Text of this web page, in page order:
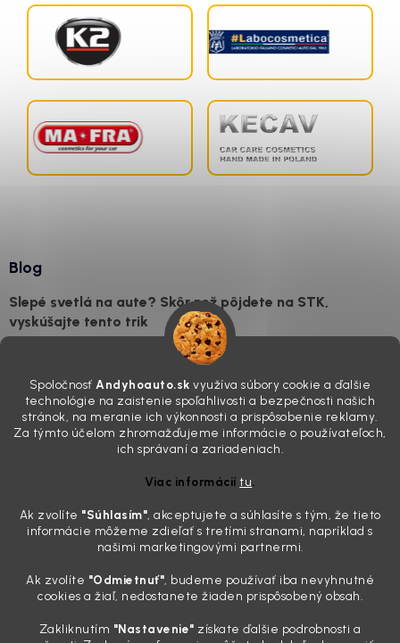
Spoločnosť Andyhoauto.sk využíva súbory cookie a ďalšie
technológie na zaistenie spoľahlivosti a bezpečnosti našich
stránok, na meranie ich výkonnosti a prispôsobenie reklamy.
Za týmto účelom zhromažďujeme informácie o používateľoch,
ich správaní a zariadeniach.
Viac informáciítu.
Ak zvolíte "Súhlasím", akceptujete a súhlasíte s tým, že tieto
informácie môžeme zdieľať s tretími stranami, napríklad s
našimi marketingovými partnermi.
Ak zvolíte "Odmietnuť", budeme používať iba nevyhnutné
cookies a žiaľ, nedostanete žiaden prispôsobený obsah.
Zakliknutím "Nastavenie" získate ďalšie podrobnosti a
Blog
Slepé svetlá na aute? Skôr než pôjdete na STK,
vyskúšajte tento trik
skutočnosti je? Často za to môžu práve „slepé“ svetlomety. Ten
mliečny, drsný povrch nie je len estetická vada. Keď slnko a soľ urobia
svoje, plexisklo začne svetlo rozptyľovať namiesto to...
Zabudnite na handru. Ak chcete mať auto naozaj čisté,
Poznáte ten moment. Vonku svieti slnko, vy sedíte v čerstvo
„upratanom“ aute, no pri pohľade na palubnú dosku vás ide poraziť. V
mriežkach ventilácie, okolo tlačidiel a v švíkoch sedačiek na vás stále
drzo pozerá prach. Handra ani vysávač tam jednodu...
Detailing nemusí stáť výplatu: 5 kúskov autokozmetiky,